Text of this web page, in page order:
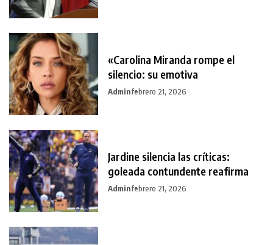
«Carolina Miranda rompe el
silencio: su emotiva
Adminfebrero 21, 2026
Jardine silencia las críticas:
goleada contundente reafirma
Adminfebrero 21, 2026